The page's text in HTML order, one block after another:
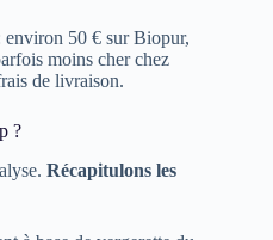
environ 50 € sur Biopur,
moins cher chez
de livraison.
?
Récapitulons les